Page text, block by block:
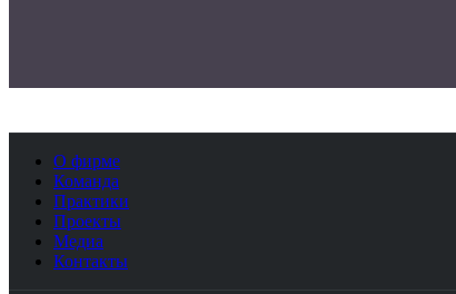
О фирме
Команда
Практики
Проекты
Медиа
Контакты